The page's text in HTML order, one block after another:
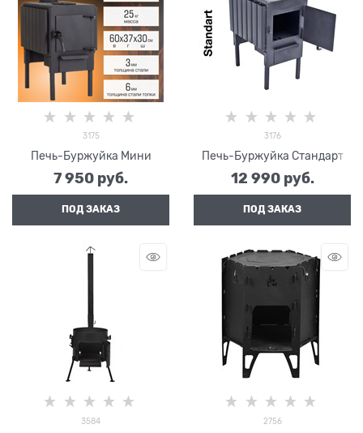
3175
Печь-Буржуйка Мини
7 950 руб.
ПОД ЗАКАЗ
3176
Печь-Буржуйка Стандарт
12 990 руб.
ПОД ЗАКАЗ
3584 2756